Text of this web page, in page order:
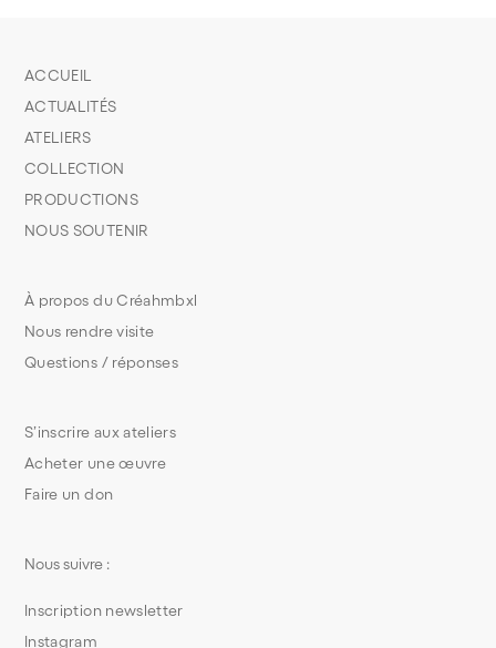
S’inscrire aux ateliers
Acheter une œuvre
Faire un don
À propos du Créahmbxl
Nous rendre visite
Questions / réponses
ACCUEIL
ACTUALITÉS
ATELIERS
COLLECTION
PRODUCTIONS
NOUS SOUTENIR
Nous suivre :
Inscription newsletter
Instagram